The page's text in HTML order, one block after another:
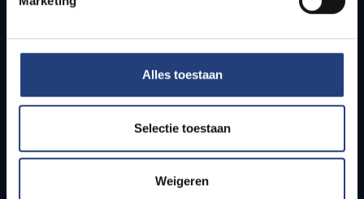
Alles toestaan
Selectie toestaan
Weigeren
Students
PhD students
Teachers and secondary schools
Working students